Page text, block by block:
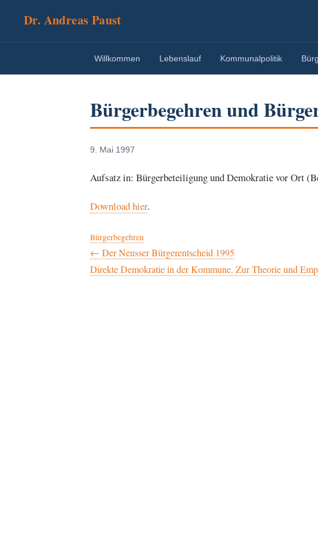
Dr. Andreas Paust
Willkommen Lebenslauf Kommunalpolitik
Bürgerbegehren und
9. Mai 1997
Aufsatz in: Bürgerbeteiligung und Demokratie vor Ort
Download hier.
Bürgerbegehren
Beitragsnavigation
← Der Neusser Bürgerentscheid 1995
Direkte Demokratie in der Kommune. Zur Theorie und